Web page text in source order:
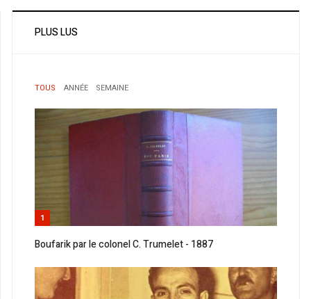
PLUS LUS
TOUS ANNÉE SEMAINE
1
Boufarik par le colonel C. Trumelet - 1887